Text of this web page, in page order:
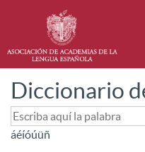
Diccionario
áéíóúüñ